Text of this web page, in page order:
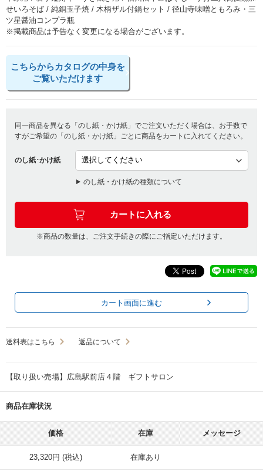
せいろそば / 純銅玉子焼 / 木柄ザル付鍋セット / 径山寺味噌ともろみ・三
ツ星醤油コンプラ瓶
※掲載商品は予告なく変更になる場合がございます。
こちらからカタログの中身を
ご覧いただけます
同一商品を異なる「のし紙・かけ紙」でご注文いただく場合は、お手数で
すがご希望の「のし紙・かけ紙」ごとに商品をカートに入れてください。
のし紙･かけ紙
のし紙・かけ紙の種類について
※商品の数量は、ご注文手続きの際にご指定いただけます。
カート画面に進む
送料表はこちら 返品について
【取り扱い売場】広島駅前店４階 ギフトサロン
商品在庫状況
価格 在庫 メッセージ
23,320円 (税込) 在庫あり